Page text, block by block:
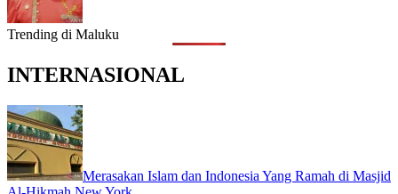
Trending di Maluku
INTERNASIONAL
Merasakan Islam dan Indonesia Yang Ramah di Masjid